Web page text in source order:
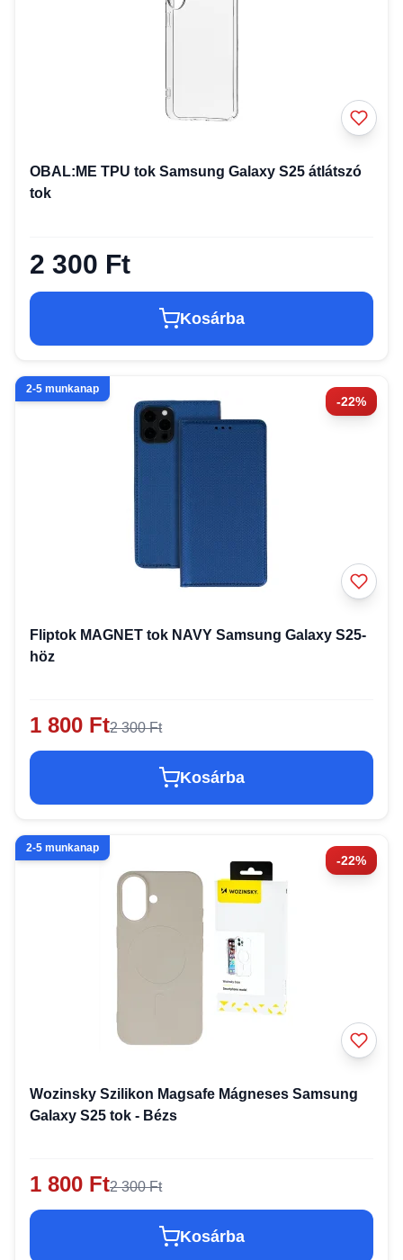
OBAL:ME TPU tok Samsung Galaxy S25 átlátszó
tok
2 300 Ft
Kosárba
-22%
2-5 munkanap
Fliptok MAGNET tok NAVY Samsung Galaxy S25-
höz
1 800 Ft2 300 Ft
Kosárba
-22%
2-5 munkanap
Wozinsky Szilikon Magsafe Mágneses Samsung
Galaxy S25 tok - Bézs
1 800 Ft2 300 Ft
Kosárba